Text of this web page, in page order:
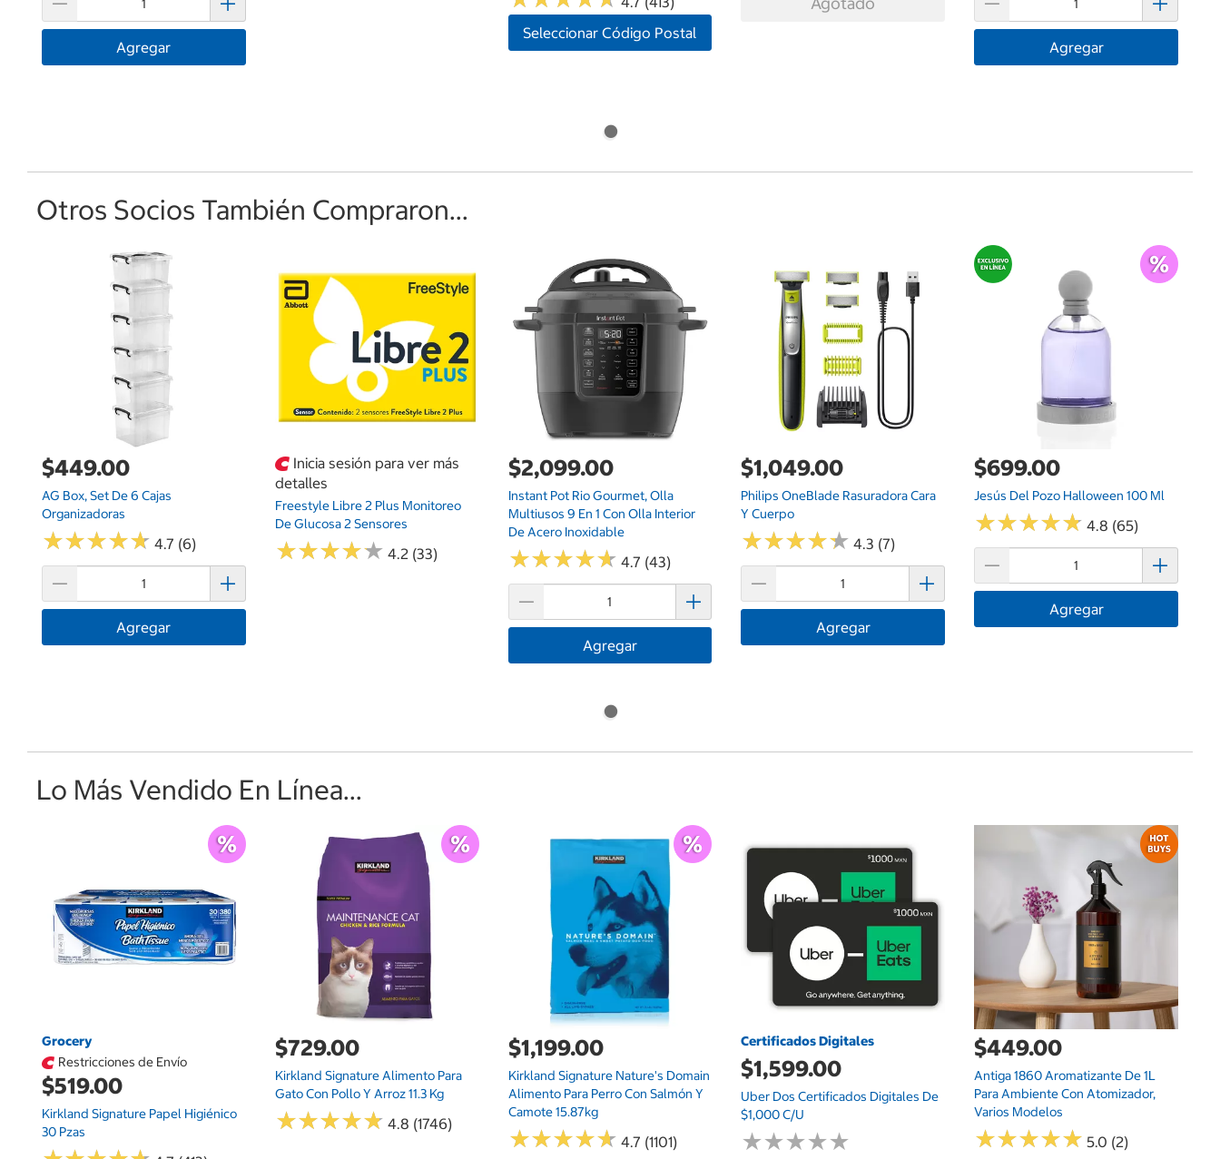
Agregar
Seleccionar Código Postal
Agregar
Otros Socios También Compraron...
$449.00
AG Box, Set De 6 Cajas
Organizadoras
★★★★★
★★★★★ 4.7 (6)
Agregar
Inicia sesión para ver más
detalles
Freestyle Libre 2 Plus Monitoreo
De Glucosa 2 Sensores
★★★★★
★★★★★ 4.2 (33)
$2,099.00
Instant Pot Rio Gourmet, Olla
Multiusos 9 En 1 Con Olla Interior
De Acero Inoxidable
★★★★★
★★★★★ 4.7 (43)
Agregar
$1,049.00
Philips OneBlade Rasuradora Cara
Y Cuerpo
★★★★★
★★★★★ 4.3 (7)
Agregar
$699.00
Jesús Del Pozo Halloween 100 Ml
★★★★★
★★★★★ 4.8 (65)
Agregar
Lo Más Vendido En Línea...
Grocery
Restricciones de Envío
$519.00
Kirkland Signature Papel Higiénico
30 Pzas
$729.00
Kirkland Signature Alimento Para
Gato Con Pollo Y Arroz 11.3 Kg
★★★★★
★★★★★ 4.8 (1746)
$1,199.00
Kirkland Signature Nature's Domain
Alimento Para Perro Con Salmón Y
Camote 15.87kg
★★★★★
★★★★★ 4.7 (1101)
Certificados Digitales
$1,599.00
Uber Dos Certificados Digitales De
$1,000 C/u
★★★★★
★★★★★
$449.00
Antiga 1860 Aromatizante De 1L
Para Ambiente Con Atomizador,
Varios Modelos
★★★★★
★★★★★ 5.0 (2)